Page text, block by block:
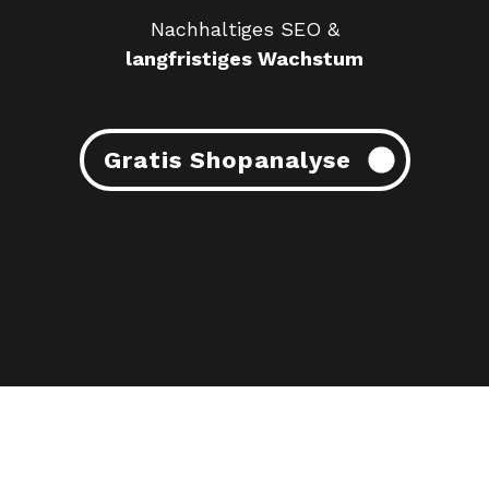
Nachhaltiges SEO &
langfristiges Wachstum
Gratis Shopanalyse